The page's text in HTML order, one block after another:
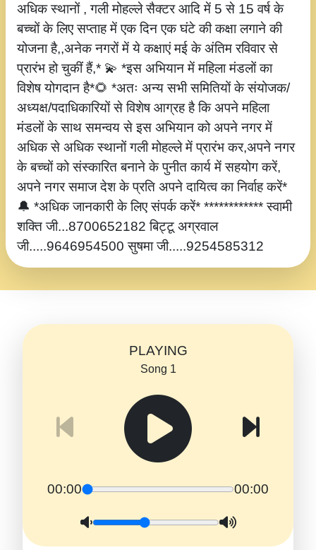
अधिक स्थानों , गली मोहल्ले सैक्टर आदि में 5 से 15 वर्ष के
बच्चों के लिए सप्ताह में एक दिन एक घंटे की कक्षा लगाने की
योजना है,,अनेक नगरों में ये कक्षाएं मई के अंतिम रविवार से
प्रारंभ हो चुकीं हैं,* 💫 *इस अभियान में महिला मंडलों का
विशेष योगदान है*🌻 *अतः अन्य सभी समितियों के संयोजक/
अध्यक्ष/पदाधिकारियों से विशेष आग्रह है कि अपने महिला
मंडलों के साथ समन्वय से इस अभियान को अपने नगर में
अधिक से अधिक स्थानों गली मोहल्ले में प्रारंभ कर,अपने नगर
के बच्चों को संस्कारित बनाने के पुनीत कार्य में सहयोग करें,
अपने नगर समाज देश के प्रति अपने दायित्व का निर्वाह करें*
🔔 *अधिक जानकारी के लिए संपर्क करें* ************ स्वामी
शक्ति जी...8700652182 बिट्टू अग्रवाल
जी.....9646954500 सुषमा जी.....9254585312
PLAYING
Song 1
00:00 00:00